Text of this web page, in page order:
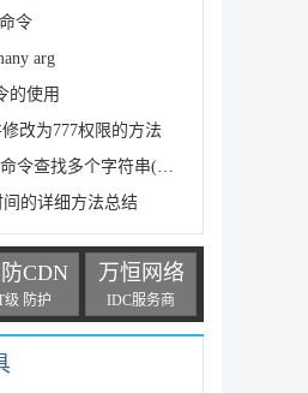
令
arg
的使用
改为777权限的方法
linux shell中Grep命令查找多个字符串(grep同时匹配多个关
的详细方法总结
CDN
级 防护
万恒网络
IDC服务商